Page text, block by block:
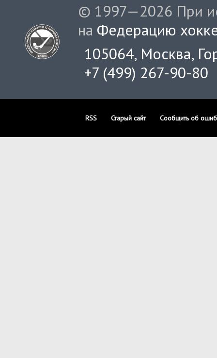
© 1997—2026 При
на Федерацию
105064, Москва,
+7 (499) 267-90-80
RSS Старый сайт Сообщить об